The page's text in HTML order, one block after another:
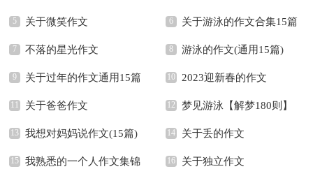
关于微笑作文 关于游泳的作文合集15篇
不落的星光作文 游泳的作文(通用15篇)
关于过年的作文通用15篇 2023迎新春的作文
关于爸爸作文 梦见游泳【解梦180则】
我想对妈妈说作文(15篇) 关于丢的作文
我熟悉的一个人作文集锦 关于独立作文